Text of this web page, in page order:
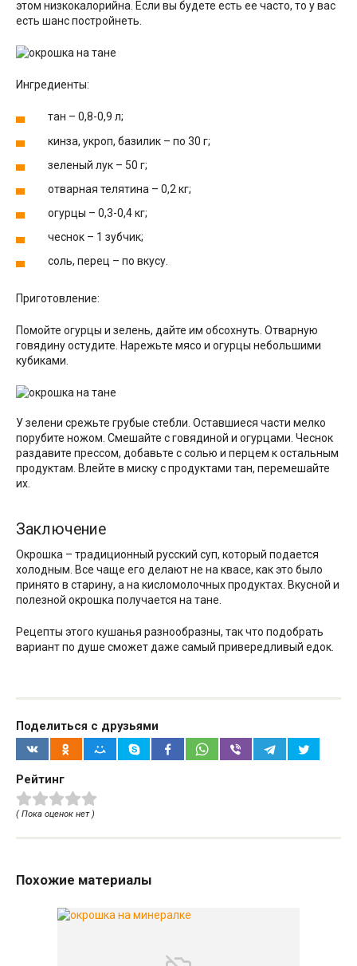
этом низкокалорийна. Если вы будете есть ее часто, то у вас
есть шанс постройнеть.
Ингредиенты:
тан – 0,8-0,9 л;
кинза, укроп, базилик – по 30 г;
зеленый лук – 50 г;
отварная телятина – 0,2 кг;
огурцы – 0,3-0,4 кг;
чеснок – 1 зубчик;
соль, перец – по вкусу.
Приготовление:
Помойте огурцы и зелень, дайте им обсохнуть. Отварную
говядину остудите. Нарежьте мясо и огурцы небольшими
кубиками.
У зелени срежьте грубые стебли. Оставшиеся части мелко
порубите ножом. Смешайте с говядиной и огурцами. Чеснок
раздавите прессом, добавьте с солью и перцем к остальным
продуктам. Влейте в миску с продуктами тан, перемешайте
их.
Заключение
Окрошка – традиционный русский суп, который подается
холодным. Все чаще его делают не на квасе, как это было
принято в старину, а на кисломолочных продуктах. Вкусной и
полезной окрошка получается на тане.
Рецепты этого кушанья разнообразны, так что подобрать
вариант по душе сможет даже самый привередливый едок.
Поделиться с друзьями
Рейтинг
( Пока оценок нет )
Похожие материалы